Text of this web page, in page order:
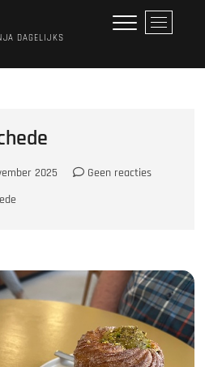
DAGELIJKS
M
e
2025
Geen reacties